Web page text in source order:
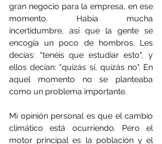
gran negocio para la empresa, en ese
momento. Había mucha
incertidumbre, así que la gente se
encogía un poco de hombros. Les
decías: "tenéis que estudiar esto", y
ellos decían: "quizás sí, quizás no". En
aquel momento no se planteaba
como un problema importante.
Mi opinión personal es que el cambio
climático está ocurriendo. Pero el
motor principal es la población y el